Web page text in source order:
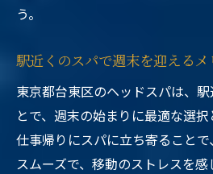
う。
駅近くのスパで週末を迎えるメ
東京都台東区のヘッドスパは、
とで、週末の始まりに最適な選
仕事帰りにスパに立ち寄ること
スムーズで、移動のストレスを